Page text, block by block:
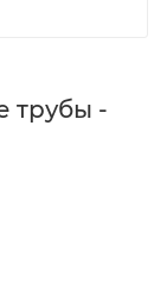
трубы -